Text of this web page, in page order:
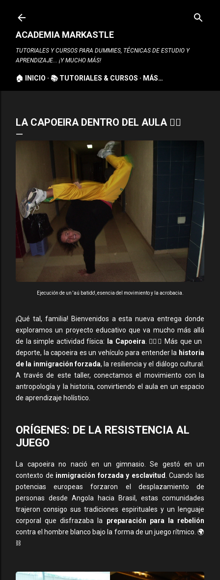
ACADEMIA MARKASTLE
TUTORIALES Y CURSOS PARA DUMMIES, TÉCNICAS DE ESTUDIO Y
APRENDIZAJE... ¡Y MUCHO MÁS!
🏠 INICIO 📚 TUTORIALES & CURSOS MÁS…
LA CAPOEIRA DENTRO DEL AULA 🤸‍♂️
Ejecución de un 'aú batido', esencia del movimiento y la acrobacia.
¡Qué tal, familia! Bienvenidos a esta nueva entrega donde
exploramos un proyecto educativo que va mucho más allá
de la simple actividad física:
la Capoeira . 🤸‍♂️✨ Más que un
deporte, la capoeira es un vehículo para entender la historia
de la inmigración forzada, la resiliencia y el diálogo cultural.
A través de este taller, conectamos el movimiento con la
antropología y la historia, convirtiendo el aula en un espacio
de aprendizaje holístico.
ORÍGENES: DE LA RESISTENCIA AL
JUEGO
La capoeira no nació en un gimnasio. Se gestó en un
contexto de inmigración forzada y esclavitud
. Cuando las
potencias europeas forzaron el desplazamiento de
personas desde Angola hacia Brasil, estas comunidades
trajeron consigo sus tradiciones espirituales y un lenguaje
corporal que disfrazaba la preparación para la rebelión
contra el hombre blanco bajo la forma de un juego rítmico. 🌍
⛓️